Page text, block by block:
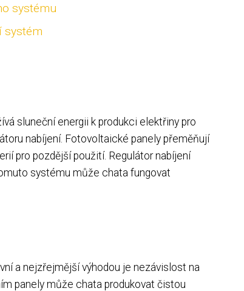
systému
systém
sluneční energii k produkci elektřiny pro
nabíjení. Fotovoltaické panely přeměňují
pro pozdější použití. Regulátor nabíjení
systému může chata fungovat
a nejzřejmější výhodou je nezávislost na
panely může chata produkovat čistou